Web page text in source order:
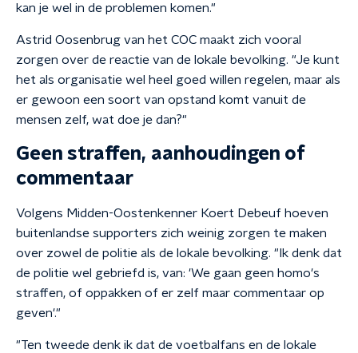
kan je wel in de problemen komen."
Astrid Oosenbrug van het COC maakt zich vooral
zorgen over de reactie van de lokale bevolking. "Je kunt
het als organisatie wel heel goed willen regelen, maar als
er gewoon een soort van opstand komt vanuit de
mensen zelf, wat doe je dan?"
Geen straffen, aanhoudingen of
commentaar
Volgens Midden-Oostenkenner Koert Debeuf hoeven
buitenlandse supporters zich weinig zorgen te maken
over zowel de politie als de lokale bevolking. "Ik denk dat
de politie wel gebriefd is, van: 'We gaan geen homo's
straffen, of oppakken of er zelf maar commentaar op
geven'."
"Ten tweede denk ik dat de voetbalfans en de lokale